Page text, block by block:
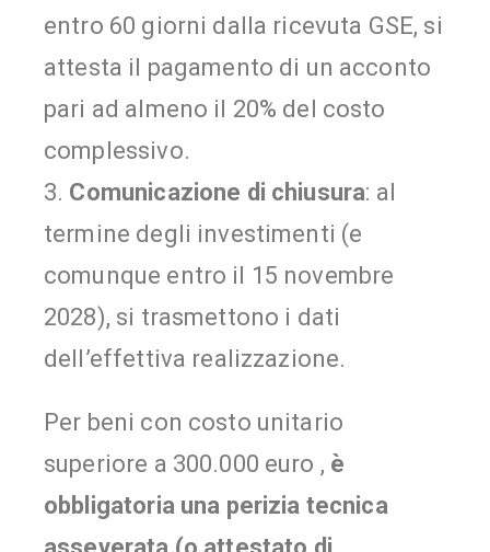
entro 60 giorni dalla ricevuta GSE, si
attesta il pagamento di un acconto
pari ad almeno il 20% del costo
complessivo.
3. Comunicazione di chiusura: al
termine degli investimenti (e
comunque entro il 15 novembre
2028), si trasmettono i dati
dell’effettiva realizzazione.
Per beni con costo unitario
superiore a 300.000 euro , è
obbligatoria una perizia tecnica